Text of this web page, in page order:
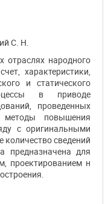
С. Н.
отраслях народного
характеристики,
и статического
в приводе
проведенных
повышения
с оригинальными
сведений
предназначена для
проектированием н